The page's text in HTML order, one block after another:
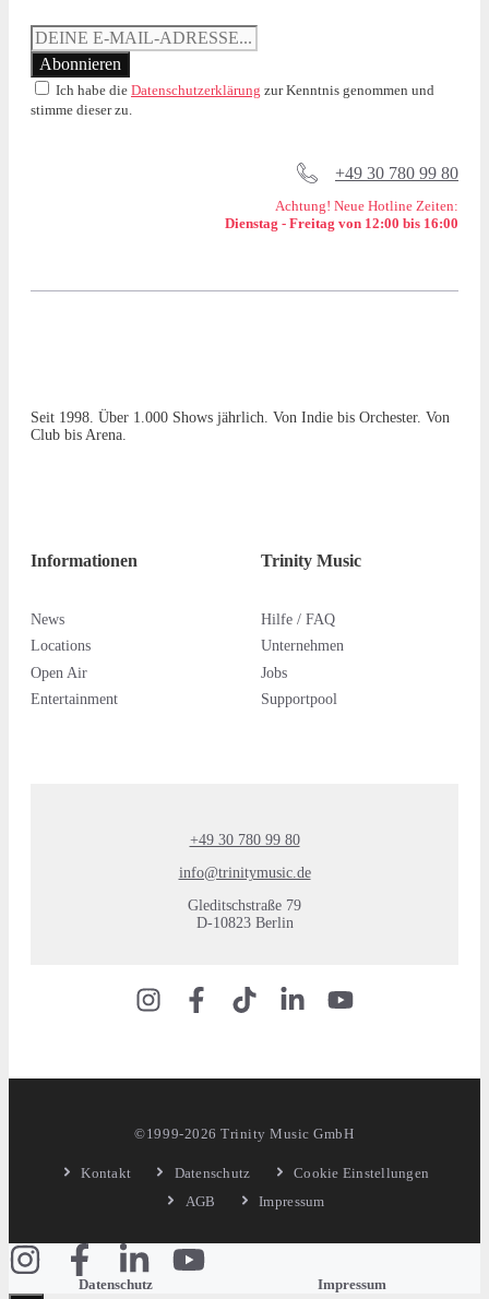
Ich habe die Datenschutzerklärung zur Kenntnis genommen und
stimme dieser zu.
+49 30 780 99 80
Achtung! Neue Hotline Zeiten:
Dienstag - Freitag von 12:00 bis 16:00
Seit 1998. Über 1.000 Shows jährlich. Von Indie bis Orchester. Von
Club bis Arena.
Informationen
News
Locations
Open Air
Entertainment
Trinity Music
Hilfe / FAQ
Unternehmen
Jobs
Supportpool
+49 30 780 99 80
info@trinitymusic.de
Gleditschstraße 79
D-10823 Berlin
©1999-2026 Trinity Music GmbH
Kontakt Datenschutz
Cookie Einstellungen
AGB
Impressum
Datenschutz Impressum